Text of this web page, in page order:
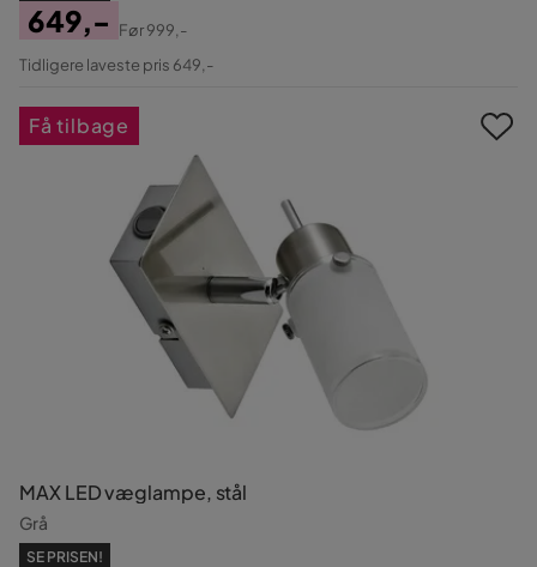
Pris
649,-
Original
Før999,-
Tidligere laveste pris 649,-
MAX LED væglampe, stål
Grå
SE PRISEN!
Få tilbage